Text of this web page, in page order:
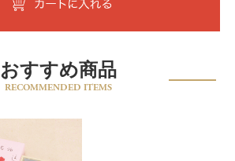
おすすめ商品
RECOMMENDED ITEMS